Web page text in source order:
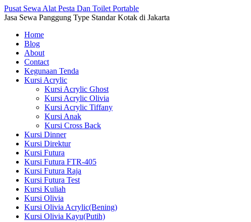
Pusat Sewa Alat Pesta Dan Toilet Portable
Jasa Sewa Panggung Type Standar Kotak di Jakarta
Home
Blog
About
Contact
Kegunaan Tenda
Kursi Acrylic
Kursi Acrylic Ghost
Kursi Acrylic Olivia
Kursi Acrylic Tiffany
Kursi Anak
Kursi Cross Back
Kursi Dinner
Kursi Direktur
Kursi Futura
Kursi Futura FTR-405
Kursi Futura Raja
Kursi Futura Test
Kursi Kuliah
Kursi Olivia
Kursi Olivia Acrylic(Bening)
Kursi Olivia Kayu(Putih)